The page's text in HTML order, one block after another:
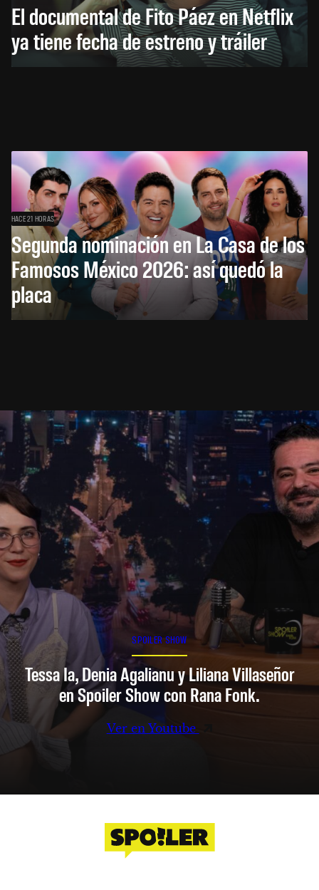
El documental de Fito Páez en Netflix
ya tiene fecha de estreno y tráiler
HACE 21 HORAS
Segunda nominación en La Casa de los
Famosos México 2026: así quedó la
placa
SPOILER SHOW
Tessa Ia, Denia Agalianu y Liliana Villaseñor
en Spoiler Show con Rana Fonk.
Ver en Youtube